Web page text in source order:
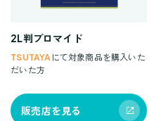
2L判ブロマイド
TSUTAYA にて対象商品を購入いた
だいた方
販売店を見る